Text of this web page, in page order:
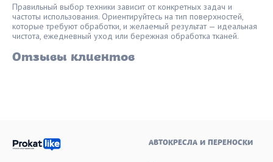
Правильный выбор техники зависит от конкретных задач и
частоты использования. Ориентируйтесь на тип поверхностей,
которые требуют обработки, и желаемый результат — идеальная
чистота, ежедневный уход или бережная обработка тканей.
Отзывы клиентов
АВТОКРЕСЛА И ПЕРЕНОСКИ